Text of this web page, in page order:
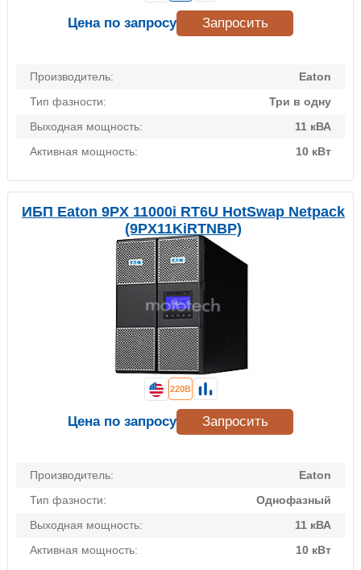
Производитель:
Eaton
Тип фазности:
Три в одну
Выходная мощность:
11 кВА
Активная мощность:
10 кВт
Цена по запросу Запросить
ИБП Eaton 9PX 11000i RT6U HotSwap Netpack
(9PX11KiRTNBP)
Производитель:
Eaton
Тип фазности:
Однофазный
Выходная мощность:
11 кВА
Активная мощность:
10 кВт
220В
Цена по запросу Запросить